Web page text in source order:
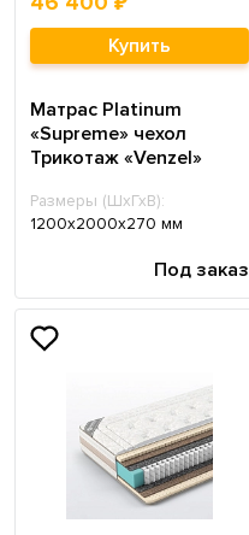
Купить
Матрас Platinum
«Supreme» чехол
Трикотаж «Venzel»
Размеры (ШхГхВ):
1200х2000х270 мм
Под заказ